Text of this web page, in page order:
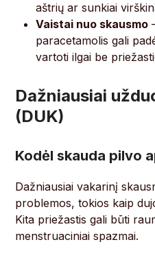
aštrių ar sunkiai
Vaistai nuo skausmo
paracetamolis gali
vartoti ilgai be
Dažniausiai
(DUK)
Kodėl skauda pilvo
Dažniausiai vakarinį
problemos, tokios kaip
Kita priežastis gali būti
menstruaciniai spazmai.